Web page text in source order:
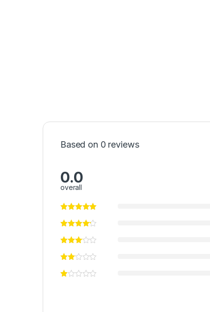
Based on 0 reviews
0.0
overall